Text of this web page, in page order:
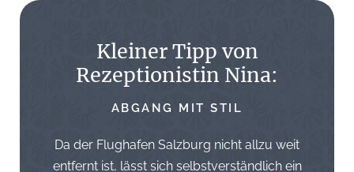
Kleiner Tipp von
Rezeptionistin Nina:
ABGANG MIT STIL
Da der Flughafen Salzburg nicht allzu weit
entfernt ist, lässt sich selbstverständlich ein